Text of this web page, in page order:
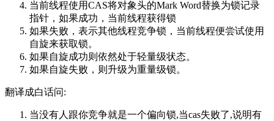
当前线程使用CAS将对象头的Mark Word替换为锁记录
指针，如果成功，当前线程获得锁
如果失败，表示其他线程竞争锁，当前线程便尝试使用
自旋来获取锁。
如果自旋成功则依然处于轻量级状态。
如果自旋失败，则升级为重量级锁。
翻译成白话问:
当没有人跟你竞争就是一个偏向锁,当cas失败了,说明有